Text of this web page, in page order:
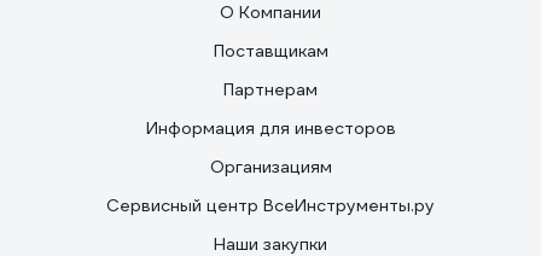
О Компании
Поставщикам
Партнерам
Информация для инвесторов
Организациям
Сервисный центр ВсеИнструменты.ру
Наши закупки